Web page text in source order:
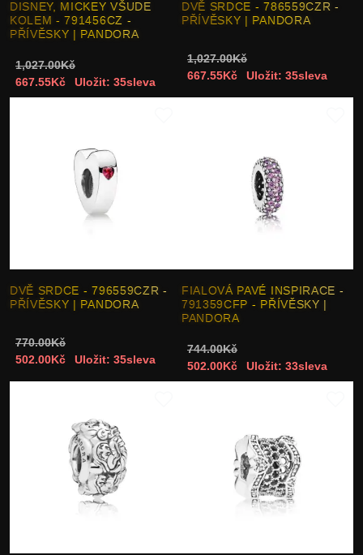
DISNEY, MICKEY VŠUDE
KOLEM - 791456CZ -
PŘÍVĚSKY | PANDORA
1,027.00Kč
667.55Kč
Uložit: 35sleva
DVĚ SRDCE - 786559CZR -
PŘÍVĚSKY | PANDORA
1,027.00Kč
667.55Kč
Uložit: 35sleva
DVĚ SRDCE - 796559CZR -
PŘÍVĚSKY | PANDORA
770.00Kč
502.00Kč
Uložit: 35sleva
FIALOVÁ PAVÉ INSPIRACE -
791359CFP - PŘÍVĚSKY |
PANDORA
744.00Kč
502.00Kč
Uložit: 33sleva